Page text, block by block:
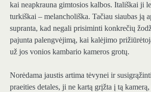
kai neapkrauna gimtosios kalbos. Itališkai ji
turkiškai – melancholiška. Tačiau siaubas ją
supranta, kad negali prisiminti konkrečių
pajunta palengvėjimą, kai kalėjimo
už jos vonios kambario kameros grotų.
Norėdama jaustis artima tėvynei ir
praeities detales, ji ne kartą grįžta į tą